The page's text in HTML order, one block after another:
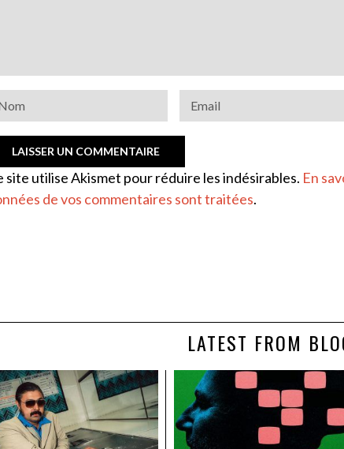
site utilise Akismet pour réduire les indésirables. En
de vos commentaires sont traitées.
LATEST FROM